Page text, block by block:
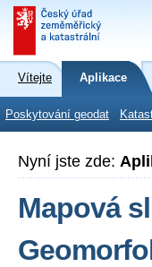
Vítejte Aplikace
Poskytování geodat
Nyní jste zde:
Mapová